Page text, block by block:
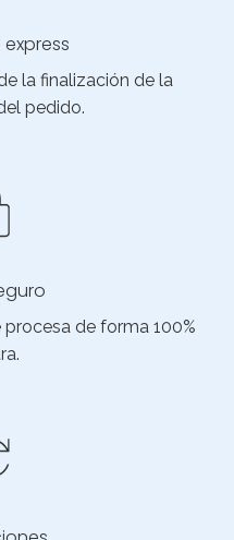
la finalización de la
pedido.
de forma 100%